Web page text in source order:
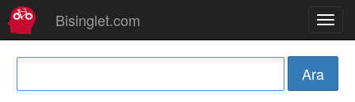
Bisinglet.com